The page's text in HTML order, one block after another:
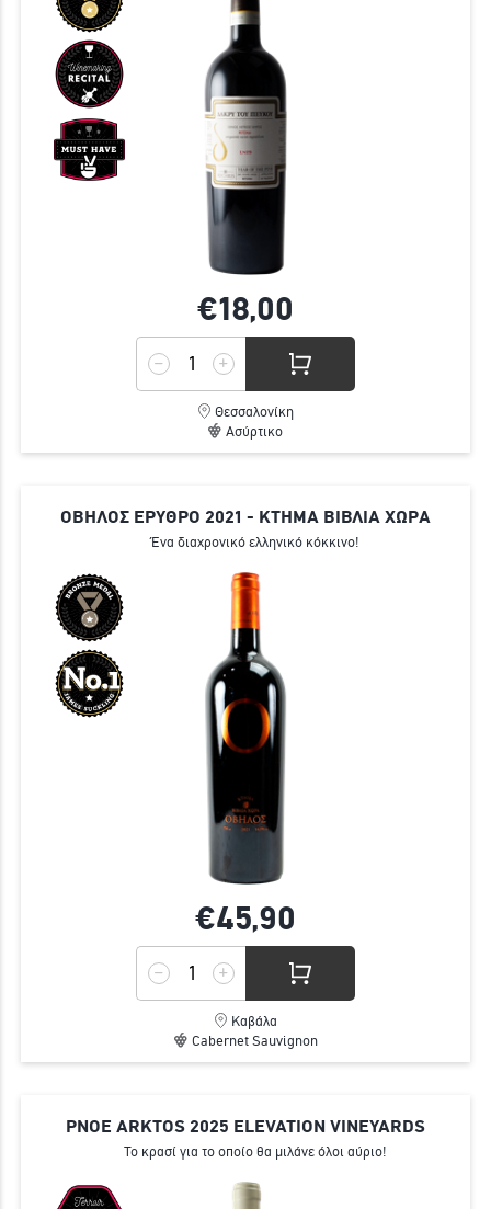
€18,00
Θεσσαλονίκη
Ασύρτικο
ΟΒΗΛΟΣ ΕΡΥΘΡΟ 2021 - ΚΤΗΜΑ ΒΙΒΛΙΑ ΧΩΡΑ
Ένα διαχρονικό ελληνικό κόκκινο!
€45,90
Καβάλα
Cabernet Sauvignon
PNOE ARKTOS 2025 ELEVATION VINEYARDS
Το κρασί για το οποίο θα μιλάνε όλοι αύριο!